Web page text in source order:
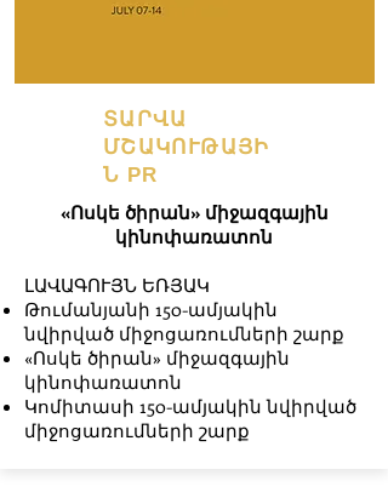
«Ոսկե ծիրան» միջազգային
կինոփառատոն
ԼԱՎԱԳՈՒՅՆ ԵՌՅԱԿ​
Թումանյանի 150-ամյակին
նվիրված միջոցառումների շարք
«Ոսկե ծիրան» միջազգային
կինոփառատոն
Կոմիտասի 150-ամյակին նվիրված
միջոցառումների շարք
ՏԱՐՎԱ
ՄՇԱԿՈՒԹԱՅԻ
Ն PR